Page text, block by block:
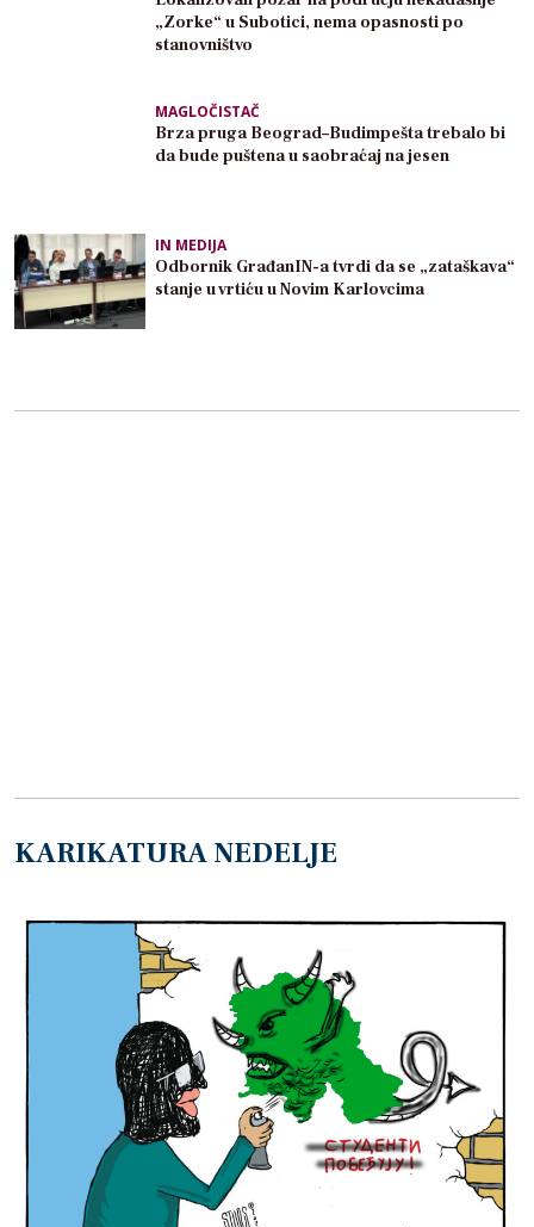
„Zorke“ u Subotici, nema opasnosti po
stanovništvo
MAGLOČISTAČ
Brza pruga Beograd–Budimpešta trebalo bi
da bude puštena u saobraćaj na jesen
IN MEDIJA
Odbornik GrađanIN-a tvrdi da se „zataškava“
stanje u vrtiću u Novim Karlovcima
KARIKATURA NEDELJE